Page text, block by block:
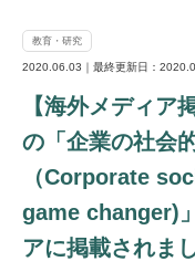
教育・研究
2020.06.03｜最終更新日：
【海外メディア
の「企業の社会
（Corporate
game changer)
アに掲載されま